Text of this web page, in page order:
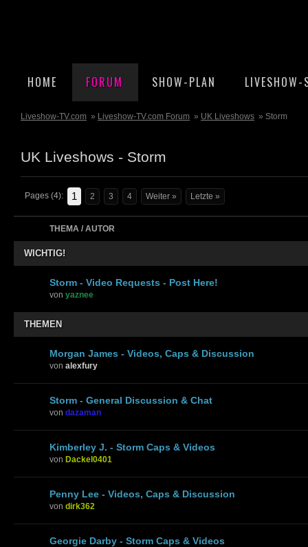
HOME FORUM SHOW-PLAN LIVESHOW-
Liveshow-TV.com » Liveshow-TV.com Forum » UK Liveshows » Storm
UK Liveshows - Storm
Pages (4): 1 2 3 4 Weiter » Letzte »
THEMA / AUTOR
WICHTIG!
Storm - Video Requests - Post Here!
von yaznee
THEMEN
Morgan James - Videos, Caps & Discussion
von alexfury
Storm - General Discussion & Chat
von dazaman
Kimberley J. - Storm Caps & Videos
von Dackel0401
Penny Lee - Videos, Caps & Discussion
von dirk362
Georgie Darby - Storm Caps & Videos